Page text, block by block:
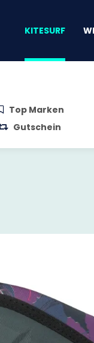
KITESURF
Top Marken
Gutschein